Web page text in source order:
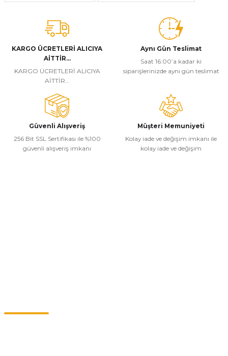
Ürün resmi kalitesiz, bozuk veya görüntülenemiyor.
Ürün açıklamasında eksik bilgiler bulunuyor.
Ürün bilgilerinde hatalar bulunuyor.
Ürün fiyatı diğer sitelerden daha pahalı.
Bu ürüne benzer farklı alternatifler olmalı.
KARGO ÜCRETLERİ ALICIYA
AİTTİR...
KARGO ÜCRETLERİ ALICIYA
AİTTİR...
Aynı Gün Teslimat
Saat 16:00’a kadar ki
siparişlerinizde aynı gün teslimat
Güvenli Alışveriş
256 Bit SSL Sertifikası ile %100
güvenli alışveriş imkanı
Müşteri Memuniyeti
Kolay iade ve değişim imkanı ile
kolay iade ve değişim